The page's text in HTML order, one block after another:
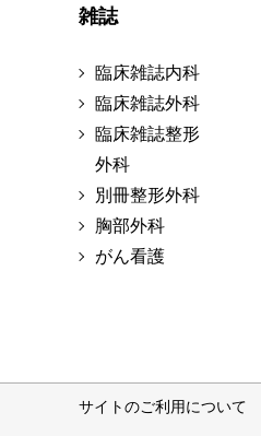
雑誌
臨床雑誌内科
臨床雑誌外科
臨床雑誌整形
外科
別冊整形外科
胸部外科
がん看護
サイトのご利用について